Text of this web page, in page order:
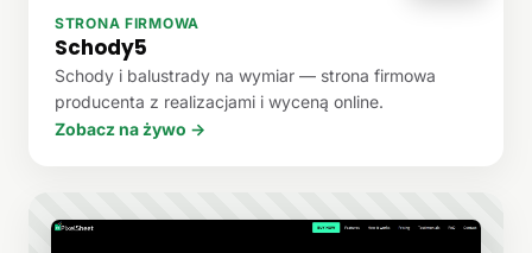
STRONA FIRMOWA
Schody5
Schody i balustrady na wymiar — strona firmowa
producenta z realizacjami i wyceną online.
Zobacz na żywo →